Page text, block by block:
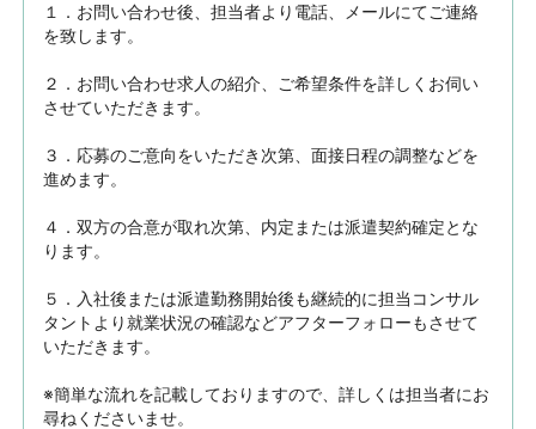
１．お問い合わせ後、担当者より電話、メールにてご連絡
を致します。
２．お問い合わせ求人の紹介、ご希望条件を詳しくお伺い
させていただきます。
３．応募のご意向をいただき次第、面接日程の調整などを
進めます。
４．双方の合意が取れ次第、内定または派遣契約確定とな
ります。
５．入社後または派遣勤務開始後も継続的に担当コンサル
タントより就業状況の確認などアフターフォローもさせて
いただきます。
※簡単な流れを記載しておりますので、詳しくは担当者にお
尋ねくださいませ。